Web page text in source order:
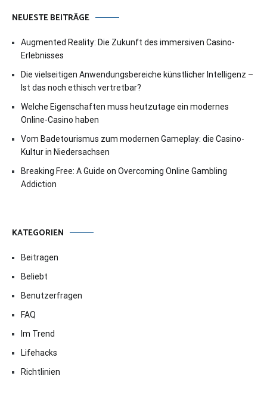
NEUESTE BEITRÄGE
Augmented Reality: Die Zukunft des immersiven Casino-
Erlebnisses
Die vielseitigen Anwendungsbereiche künstlicher Intelligenz –
Ist das noch ethisch vertretbar?
Welche Eigenschaften muss heutzutage ein modernes
Online-Casino haben
Vom Badetourismus zum modernen Gameplay: die Casino-
Kultur in Niedersachsen
Breaking Free: A Guide on Overcoming Online Gambling
Addiction
KATEGORIEN
Beitragen
Beliebt
Benutzerfragen
FAQ
Im Trend
Lifehacks
Richtlinien